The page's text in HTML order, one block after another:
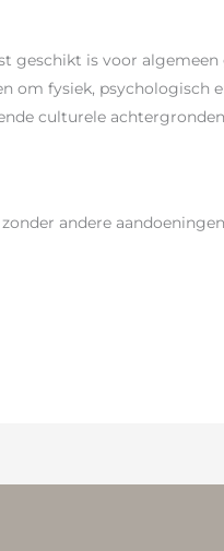
geschikt is voor
om fysiek, psychologisch
culturele
andere aandoeningen